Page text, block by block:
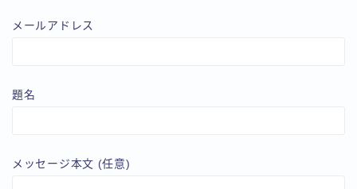
メールアドレス
題名
メッセージ本文 (任意)